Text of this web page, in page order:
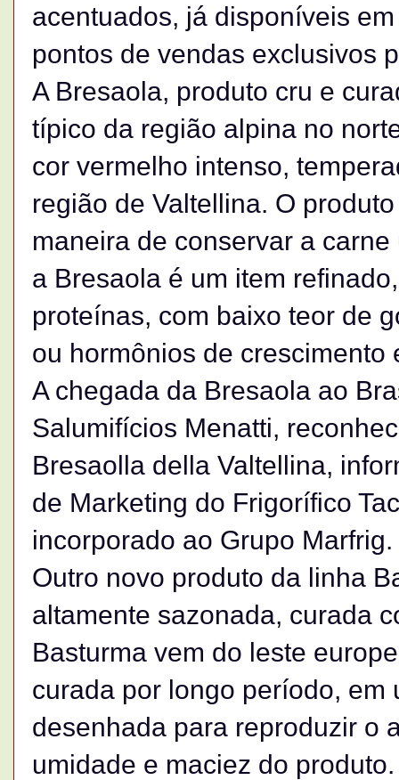
acentuados, já disponíveis
pontos de vendas exclusivos
A Bresaola, produto cru e
típico da região alpina no
cor vermelho intenso,
região de Valtellina. O
maneira de conservar a
a Bresaola é um item
proteínas, com baixo teor de
ou hormônios de
A chegada da Bresaola ao
Salumifícios Menatti,
Bresaolla della Valtellina,
de Marketing do Frigorífico
incorporado ao Grupo Marfrig.
Outro novo produto da linha
altamente sazonada, curada
Basturma vem do leste
curada por longo período, em
desenhada para reproduzir o
umidade e maciez do produto.